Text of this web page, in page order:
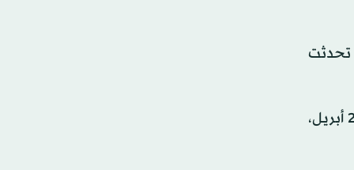
تحدثت
وتعد أنفيس وأغيلهوك آخر موقعين ينتشر فيهما الجيش في منطقة كيدال، وذلك عقب هجمات وقعت يومي 25 و26 أبريل،